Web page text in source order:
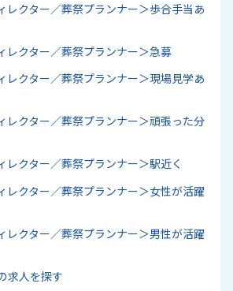
レクター／葬祭プランナー＞歩合手当あ
レクター／葬祭プランナー＞急募
レクター／葬祭プランナー＞現場見学あ
レクター／葬祭プランナー＞頑張った分
レクター／葬祭プランナー＞駅近く
レクター／葬祭プランナー＞女性が活躍
レクター／葬祭プランナー＞男性が活躍
求人を探す